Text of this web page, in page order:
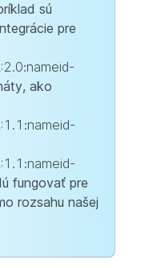
sú
pre
ako
fungovať pre
rozsahu našej